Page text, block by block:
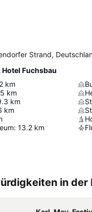
Strand,
Fuchsbau
km
km
km
km
: 13.2 km
in der